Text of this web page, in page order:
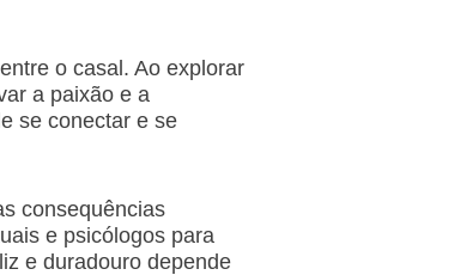
o casal. Ao explorar
a paixão e a
se conectar e se
consequências
e psicólogos para
e duradouro depende